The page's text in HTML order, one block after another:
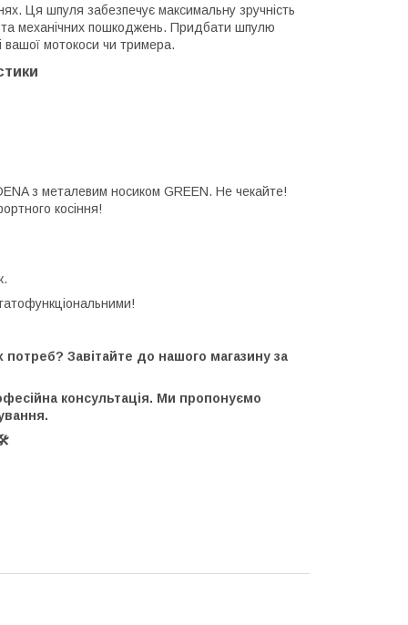
Ця шпуля забезпечує максимальну зручність
та механічних пошкоджень. Придбати шпулю
вашої мотокоси чи тримера.
з металевим носиком GREEN. Не чекайте!
косіння!
Завітайте до нашого магазину за
консультація. Ми пропонуємо